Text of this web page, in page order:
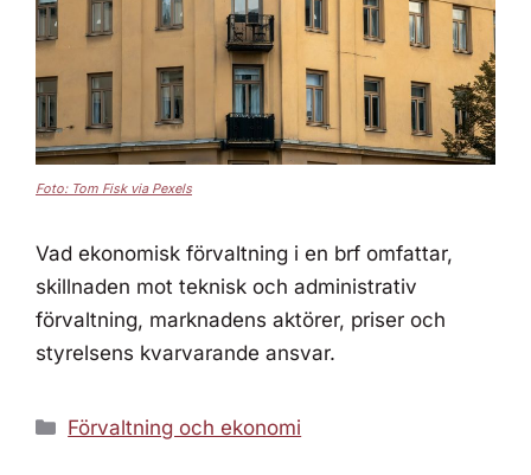
Foto: Tom Fisk via Pexels
Vad ekonomisk förvaltning i en brf omfattar,
skillnaden mot teknisk och administrativ
förvaltning, marknadens aktörer, priser och
styrelsens kvarvarande ansvar.
Kategorier
Förvaltning och ekonomi